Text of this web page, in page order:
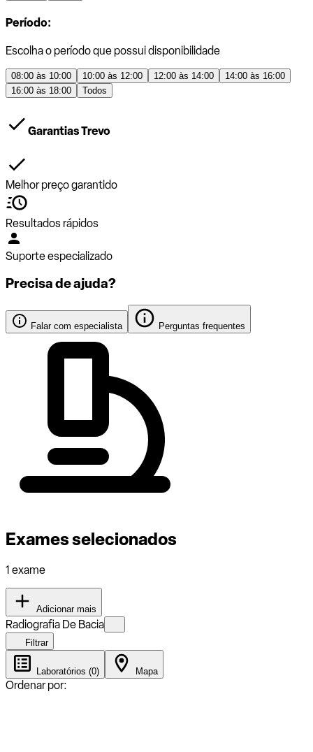
Período:
Escolha o período que possui disponibilidade
08:00 às 10:00 10:00 às 12:00 12:00 às 14:00
14:00 às 16:00
16:00 às 18:00
Todos
Garantias Trevo
Melhor preço garantido
Resultados rápidos
Suporte especializado
Precisa de ajuda?
Falar com especialista Perguntas frequentes
Exames selecionados
1 exame
Adicionar mais
Radiografia De Bacia
Filtrar
Laboratórios (0) Mapa
Ordenar por: